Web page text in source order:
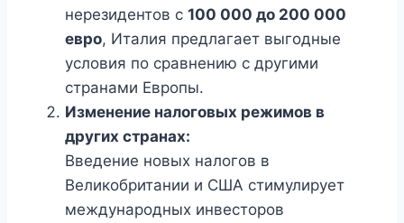
нерезидентов с 100 000 до 200 000
евро, Италия предлагает выгодные
условия по сравнению с другими
странами Европы.
Изменение налоговых режимов в
других странах:
Введение новых налогов в
Великобритании и США стимулирует
международных инвесторов